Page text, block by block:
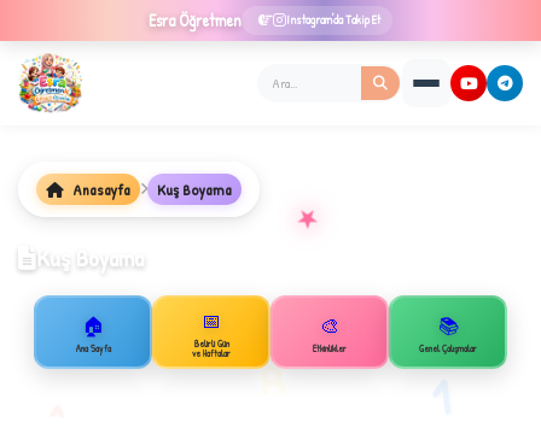
Esra Öğretmen Instagram'da Takip Et
B
✦
★
Anasayfa Kuş Boyama
Kuş Boyama
🏠
Ana Sayfa
📅
Belirli Gün
ve Haftalar
🎨
Etkinlikler
📚
Genel Çalışmalar
1